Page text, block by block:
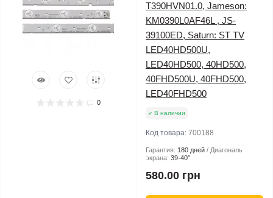
0
T390HVN01.0, Jameson:
KM0390L0AF46L , JS-
39100ED, Saturn: ST TV
LED40HD500U,
LED40HD500, 40HD500,
40FHD500U, 40FHD500,
LED40FHD500
В наличии
Код товара: 700188
Гарантия: 180 дней
Диагональ
экрана: 39-40″
580.00 грн